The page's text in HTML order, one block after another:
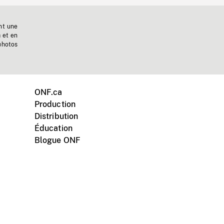
une
et en
ONF.ca
Production
Distribution
Éducation
Blogue ONF